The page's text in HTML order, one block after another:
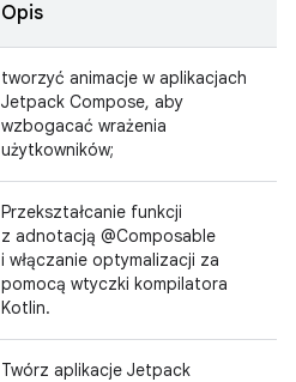
Opis
tworzyć animacje w aplikacjach
Jetpack Compose, aby
wzbogacać wrażenia
użytkowników;
Przekształcanie funkcji
z adnotacją @Composable
i włączanie optymalizacji za
pomocą wtyczki kompilatora
Kotlin.
Twórz aplikacje Jetpack